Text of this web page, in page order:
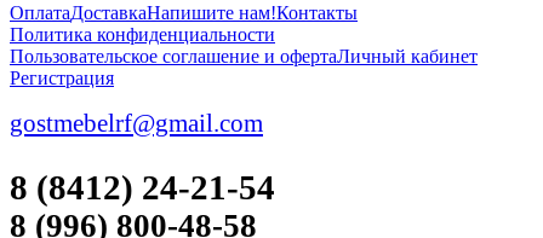
ОплатаДоставкаНапишите нам!Контакты
Политика конфиденциальности
Пользовательское соглашение и офертаЛичный кабинет
Регистрация
gostmebelrf@gmail.com
8 (8412) 24-21-54
8 (996) 800-48-58